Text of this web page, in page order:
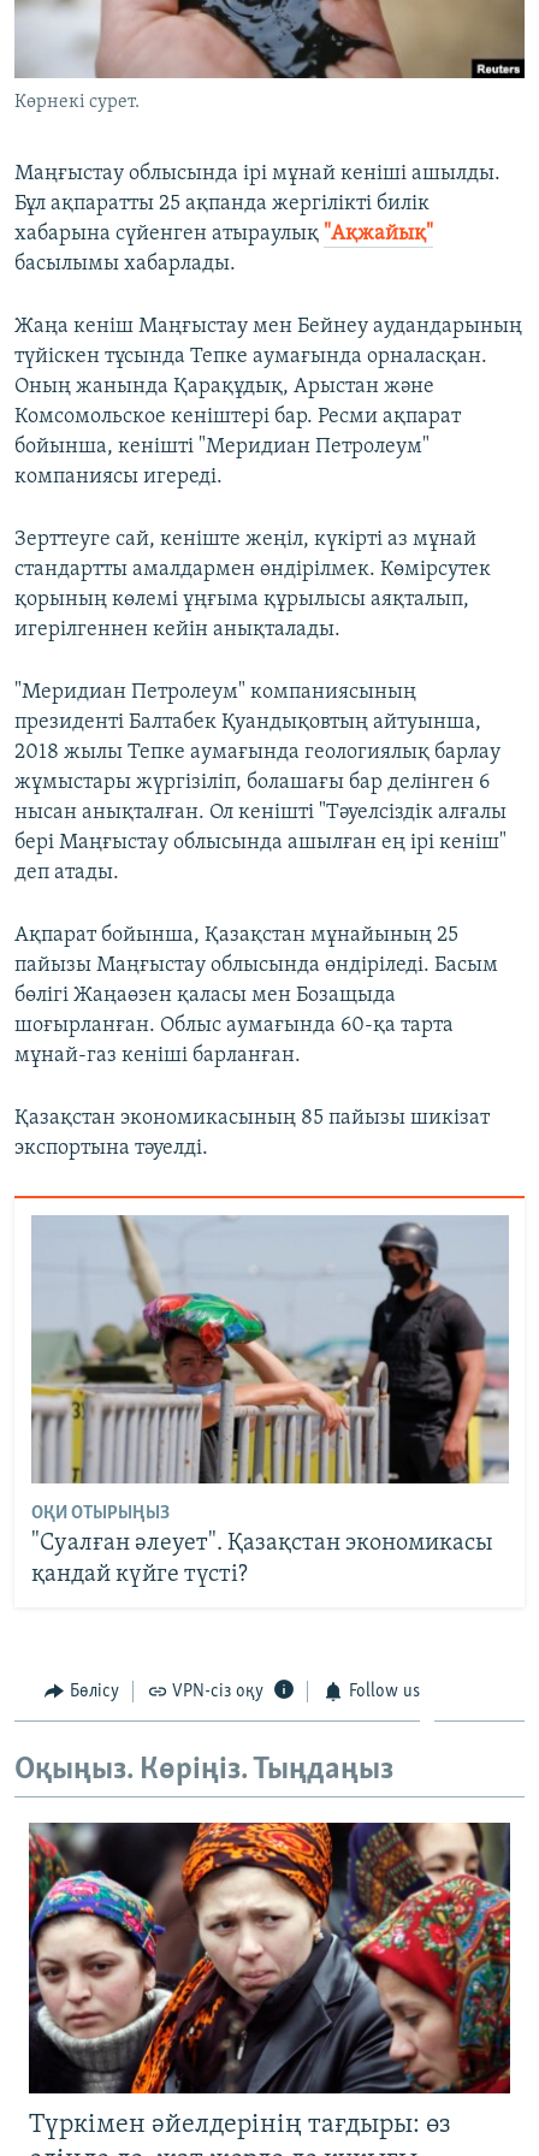
Көрнекі сурет.
Маңғыстау облысында ірі мұнай кеніші ашылды.
Бұл ақпаратты 25 ақпанда жергілікті билік
хабарына сүйенген атыраулық "Ақжайық"
басылымы хабарлады.
Жаңа кеніш Маңғыстау мен Бейнеу аудандарының
түйіскен тұсында Тепке аумағында орналасқан.
Оның жанында Қарақұдық, Арыстан және
Комсомольское кеніштері бар. Ресми ақпарат
бойынша, кенішті "Меридиан Петролеум"
компаниясы игереді.
Зерттеуге сай, кеніште жеңіл, күкірті аз мұнай
стандартты амалдармен өндірілмек. Көмірсутек
қорының көлемі ұңғыма құрылысы аяқталып,
игерілгеннен кейін анықталады.
"Меридиан Петролеум" компаниясының
президенті Балтабек Қуандықовтың айтуынша,
2018 жылы Тепке аумағында геологиялық барлау
жұмыстары жүргізіліп, болашағы бар делінген 6
нысан анықталған. Ол кенішті "Тәуелсіздік алғалы
бері Маңғыстау облысында ашылған ең ірі кеніш"
деп атады.
Ақпарат бойынша, Қазақстан мұнайының 25
пайызы Маңғыстау облысында өндіріледі. Басым
бөлігі Жаңаөзен қаласы мен Бозащыда
шоғырланған. Облыс аумағында 60-қа тарта
мұнай-газ кеніші барланған.
Қазақстан экономикасының 85 пайызы шикізат
экспортына тәуелді.
ОҚИ ОТЫРЫҢЫЗ
"Суалған әлеует". Қазақстан экономикасы
қандай күйге түсті?
Бөлісу VPN-сіз оқу Follow us
Оқыңыз. Көріңіз. Тыңдаңыз
Түркімен әйелдерінің тағдыры: өз